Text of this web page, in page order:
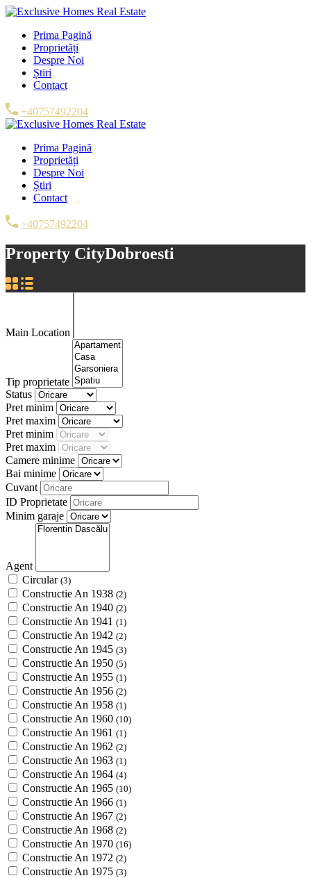
Prima Pagină
Proprietăți
Despre Noi
Știri
Contact
+40757492204
Prima Pagină
Proprietăți
Despre Noi
Știri
Contact
+40757492204
Property CityDobroesti
Main Location
Tip proprietate
Status
Pret minim
Pret maxim
Pret minim
Pret maxim
Camere minime
Bai minime
Cuvant
ID Proprietate
Minim garaje
Agent
Circular (3)
Constructie An 1938 (2)
Constructie An 1940 (2)
Constructie An 1941 (1)
Constructie An 1942 (2)
Constructie An 1945 (3)
Constructie An 1950 (5)
Constructie An 1955 (1)
Constructie An 1956 (2)
Constructie An 1958 (1)
Constructie An 1960 (10)
Constructie An 1961 (1)
Constructie An 1962 (2)
Constructie An 1963 (1)
Constructie An 1964 (4)
Constructie An 1965 (10)
Constructie An 1966 (1)
Constructie An 1967 (2)
Constructie An 1968 (2)
Constructie An 1970 (16)
Constructie An 1972 (2)
Constructie An 1975 (3)